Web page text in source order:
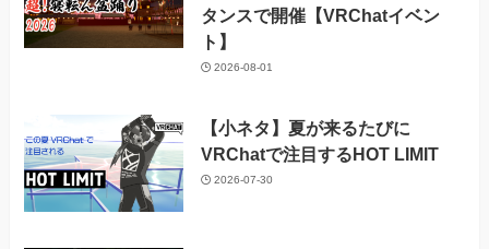
タンスで開催【VRChatイベン
ト】
2026-08-01
【小ネタ】夏が来るたびに
VRChatで注目するHOT LIMIT
2026-07-30